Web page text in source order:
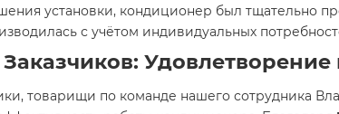
установки, кондиционер был тщательно
с учётом индивидуальных
товарищи по команде нашего сотрудника